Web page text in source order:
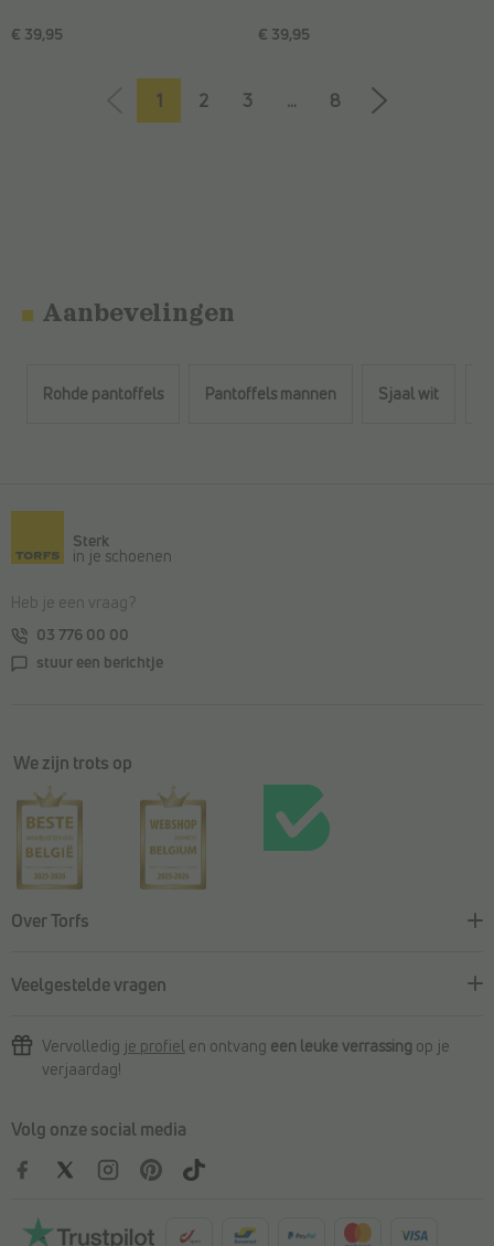
€ 39,95 € 39,95
1 2 3 ... 8
Aanbevelingen
Rohde pantoffels Pantoffels mannen Sjaal wit
Sterk
in je schoenen
Heb je een vraag?
03 776 00 00
stuur een berichtje
We zijn trots op
Over Torfs
Veelgestelde vragen
Vervolledig je profiel en ontvang een leuke verrassing op je
verjaardag!
Volg onze social media